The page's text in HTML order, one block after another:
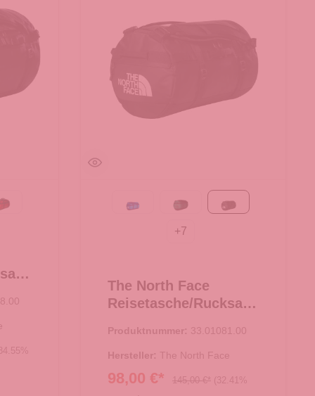
TNF Red-TNF Black Active blueEvergreen-TNF Black
TNF Black
+7
The North Face
Reisetasche/Rucksack
TNF Black
Produktnummer: 33.01081.00
Hersteller: The North Face
98,00 €* 145,00 €* (32.41%